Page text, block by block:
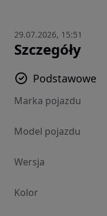
29.07.2026, 15:51
Szczegóły
Podstawowe
Marka pojazdu
Model pojazdu
Wersja
Kolor